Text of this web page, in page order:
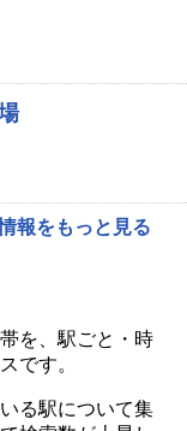
報をもっと見る
を、駅ごと・時
です。
る駅について集